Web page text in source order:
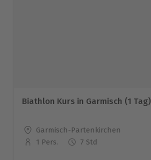
Biathlon Kurs in Garmisch (1 Tag)
Standort
Garmisch-Partenkirchen
Anzahl der Teilnehmer
1 Pers. 7 Std